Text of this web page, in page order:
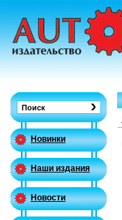
Новинки
Наши издания
Новости